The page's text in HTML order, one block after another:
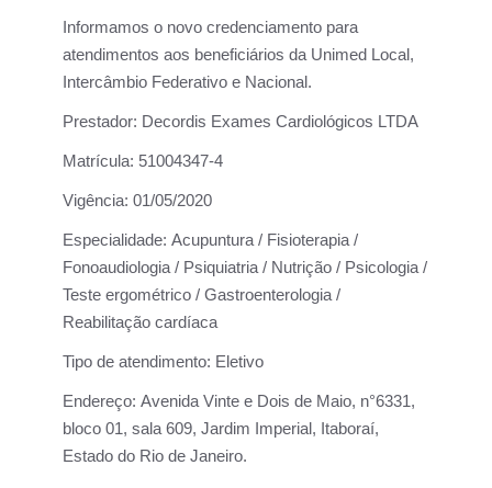
Informamos o novo credenciamento para
atendimentos aos beneficiários da Unimed Local,
Intercâmbio Federativo e Nacional.
Prestador: Decordis Exames Cardiológicos LTDA
Matrícula: 51004347-4
Vigência: 01/05/2020
Especialidade: Acupuntura / Fisioterapia /
Fonoaudiologia / Psiquiatria / Nutrição / Psicologia /
Teste ergométrico / Gastroenterologia /
Reabilitação cardíaca
Tipo de atendimento: Eletivo
Endereço: Avenida Vinte e Dois de Maio, n°6331,
bloco 01, sala 609, Jardim Imperial, Itaboraí,
Estado do Rio de Janeiro.